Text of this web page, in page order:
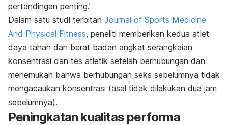
pertandingan penting.’
Dalam satu studi terbitan Journal of Sports Medicine
And Physical Fitness, peneliti memberikan kedua atlet
daya tahan dan berat badan angkat serangkaian
konsentrasi dan tes atletik setelah berhubungan dan
menemukan bahwa berhubungan seks sebelumnya tidak
mengacaukan konsentrasi (asal tidak dilakukan dua jam
sebelumnya).
Peningkatan kualitas performa